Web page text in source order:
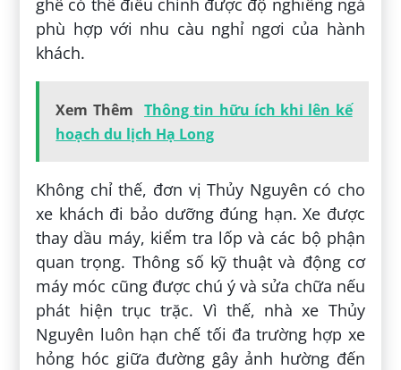
ghế có thể điều chỉnh được độ nghiêng ngả
phù hợp với nhu càu nghỉ ngơi của hành
khách.
Xem Thêm Thông tin hữu ích khi lên kế
hoạch du lịch Hạ Long
Không chỉ thế, đơn vị Thủy Nguyên có cho
xe khách đi bảo dưỡng đúng hạn. Xe được
thay dầu máy, kiểm tra lốp và các bộ phận
quan trọng. Thông số kỹ thuật và động cơ
máy móc cũng được chú ý và sửa chữa nếu
phát hiện trục trặc. Vì thế, nhà xe Thủy
Nguyên luôn hạn chế tối đa trường hợp xe
hỏng hóc giữa đường gây ảnh hường đến